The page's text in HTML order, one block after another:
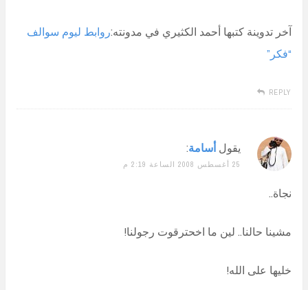
آخر تدوينة كتبها أحمد الكثيري في مدونته:روابط ليوم سوالف
“فكر”
REPLY
يقول أسامة:
25 أغسطس 2008 الساعة 2:19 م
نجاة..
مشينا حالنا.. لين ما اخحترقوت رجولنا!
خليها على الله!